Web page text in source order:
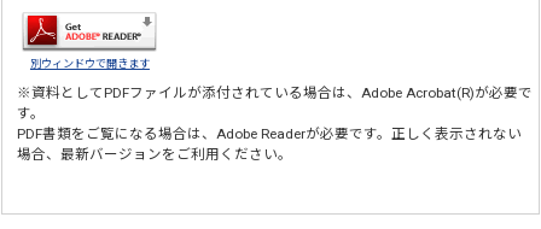
別ウィンドウで開きます
※資料としてPDFファイルが添付されている場合は、Adobe Acrobat(R)が必要で
す。
PDF書類をご覧になる場合は、Adobe Readerが必要です。正しく表示されない
場合、最新バージョンをご利用ください。